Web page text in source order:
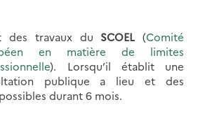
des travaux du SCOEL (Comité
en matière de limites
). Lorsqu’il établit une
publique a lieu et des
durant 6 mois.